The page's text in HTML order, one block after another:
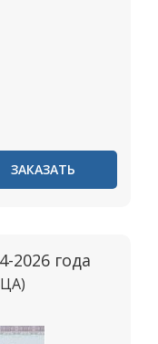
ЗАКАЗАТЬ
2026 года